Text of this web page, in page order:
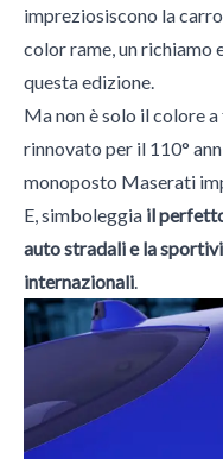
impreziosiscono la
color rame, un
questa edizione.
Ma non è solo il colore
rinnovato per il 110°
monoposto Maserati
E, simboleggia il
auto stradali e la
internazionali